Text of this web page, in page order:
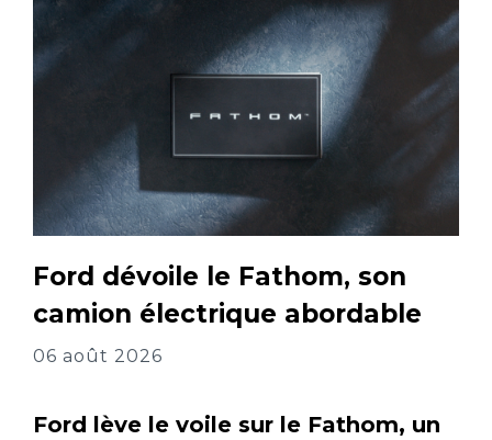
Ford dévoile le Fathom, son
camion électrique abordable
06 août 2026
Ford lève le voile sur le Fathom, un